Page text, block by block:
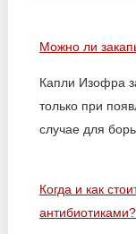
Можно ли
Капли Изофра
только при
случае для
Когда и как
антибиотиками?